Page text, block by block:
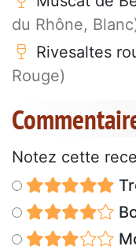
du Rhône,
Rivesaltes
Rouge)
Notez cette